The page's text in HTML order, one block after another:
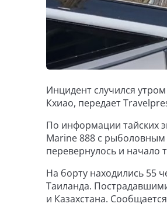
Инцидент случился
Кхиао, передает
По информации тайских
Marine 888 с рыболовным
перевернулось и начало
На борту находились 55
Таиланда.
и Казахстана.